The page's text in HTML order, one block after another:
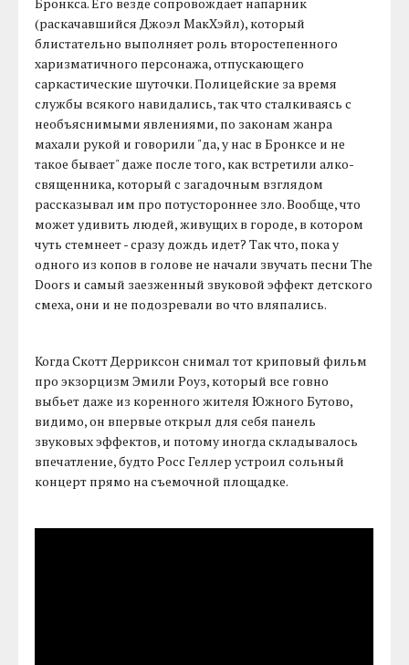
(раскачавшийся Джоэл МакХэйл), который
блистательно выполняет роль второстепенного
харизматичного персонажа, отпускающего
саркастические шуточки. Полицейские за время
службы всякого навидались, так что сталкиваясь с
необъяснимыми явлениями, по законам жанра
махали рукой и говорили "да, у нас в Бронксе и не
такое бывает" даже после того, как встретили алко-
священника, который с загадочным взглядом
рассказывал им про потустороннее зло. Вообще, что
может удивить людей, живущих в городе, в котором
чуть стемнеет - сразу дождь идет? Так что, пока у
одного из копов в голове не начали звучать песни The
Doors и самый заезженный звуковой эффект детского
смеха, они и не подозревали во что вляпались.
Когда Скотт Дерриксон снимал тот криповый фильм
про экзорцизм Эмили Роуз, который все говно
выбьет даже из коренного жителя Южного Бутово,
видимо, он впервые открыл для себя панель
звуковых эффектов, и потому иногда складывалось
впечатление, будто Росс Геллер устроил сольный
концерт прямо на съемочной площадке.